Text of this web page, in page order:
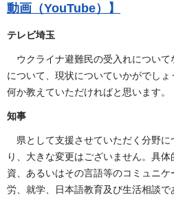
動画（YouTube）】
テレビ埼玉
ウクライナ避難民の受入れについて
について、現状についていかがでしょ
何か教えていただければと思います。
知事
県として支援させていただく分野に
り、大きな変更はございません。具
資、あるいはその言語等のコミュニ
労、就学、日本語教育及び生活相談